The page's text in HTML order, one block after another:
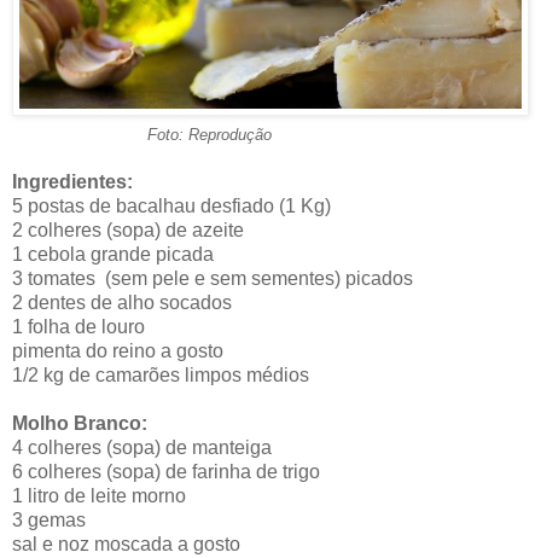
Foto: Reprodução
Ingredientes:
5 postas de bacalhau desfiado (1 Kg)
2 colheres (sopa) de azeite
1 cebola grande picada
3 tomates (sem pele e sem sementes) picados
2 dentes de alho socados
1 folha de louro
pimenta do reino a gosto
1/2 kg de camarões limpos médios
Molho Branco:
4 colheres (sopa) de manteiga
6 colheres (sopa) de farinha de trigo
1 litro de leite morno
3 gemas
sal e noz moscada a gosto